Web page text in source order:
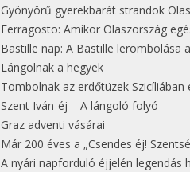
Gyönyörű gyerekbarát strandok Olaszországban - megmutatjuk a 15
Ferragosto: Amikor Olaszország egész nap
Bastille nap: A Bastille lerombolása az önkényuralom végét
Lángolnak a hegyek
Tombolnak az erdőtüzek Szicíliában és
Szent Iván-éj – A lángoló folyó
Graz adventi vásárai
Már 200 éves a „Csendes éj!
A nyári napforduló éjjelén legendás hegyi tüzek világítják meg